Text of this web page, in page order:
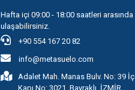
Hafta içi 09:00 - 18:00 saatleri arasında
ulaşabilirsiniz.
+90 554 167 20 82
info@metasuelo.com
Adalet Mah. Manas Bulv. No: 39 İç
Kapı No: 3021, Bayraklı, İZMİR